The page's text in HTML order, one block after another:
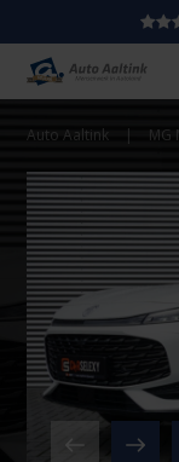
Auto Aaltink | MG